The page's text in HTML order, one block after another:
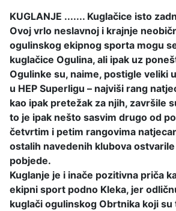
KUGLANJE ....... Kuglačice isto
Ovoj vrlo neslavnoj i krajnje
ogulinskog ekipnog sporta mogu
kuglačice Ogulina, ali ipak uz
Ogulinke su, naime, postigle veliki
u HEP Superligu – najviši rang
kao ipak pretežak za njih, završile
to je ipak nešto sasvim drugo od
četvrtim i petim rangovima
ostalih navedenih klubova
pobjede.
Kuglanje je i inače pozitivna priča
ekipni sport podno Kleka, jer
kuglači ogulinskog Obrtnika koji